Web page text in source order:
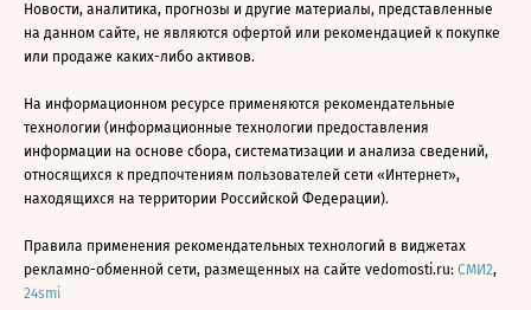
Новости, аналитика, прогнозы и другие материалы, представленные
на данном сайте, не являются офертой или рекомендацией к покупке
или продаже каких-либо активов.
На информационном ресурсе применяются рекомендательные
технологии (информационные технологии предоставления
информации на основе сбора, систематизации и анализа сведений,
относящихся к предпочтениям пользователей сети «Интернет»,
находящихся на территории Российской Федерации).
Правила применения рекомендательных технологий в виджетах
рекламно-обменной сети, размещенных на сайте vedomosti.ru: СМИ2,
24smi